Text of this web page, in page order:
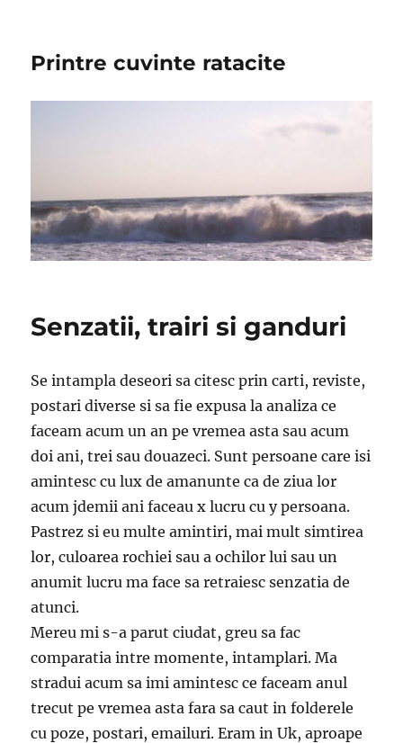
Printre cuvinte ratacite
Senzatii, trairi si ganduri
Se intampla deseori sa citesc prin carti, reviste,
postari diverse si sa fie expusa la analiza ce
faceam acum un an pe vremea asta sau acum
doi ani, trei sau douazeci. Sunt persoane care isi
amintesc cu lux de amanunte ca de ziua lor
acum jdemii ani faceau x lucru cu y persoana.
Pastrez si eu multe amintiri, mai mult simtirea
lor, culoarea rochiei sau a ochilor lui sau un
anumit lucru ma face sa retraiesc senzatia de
atunci.
Mereu mi s-a parut ciudat, greu sa fac
comparatia intre momente, intamplari. Ma
stradui acum sa imi amintesc ce faceam anul
trecut pe vremea asta fara sa caut in folderele
cu poze, postari, emailuri. Eram in Uk, aproape